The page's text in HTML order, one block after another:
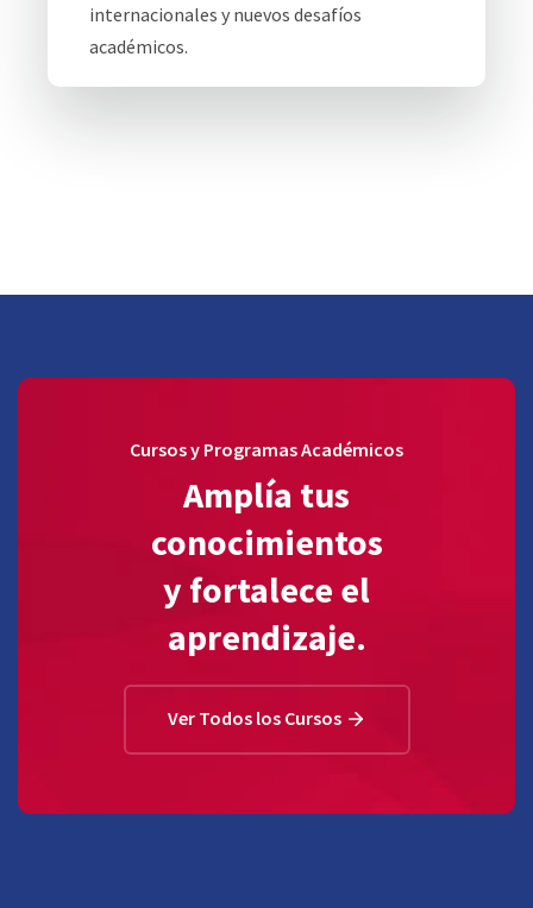
internacionales y nuevos desafíos
académicos.
Cursos y Programas Académicos
Amplía tus
conocimientos
y fortalece el
aprendizaje.
Ver Todos los Cursos